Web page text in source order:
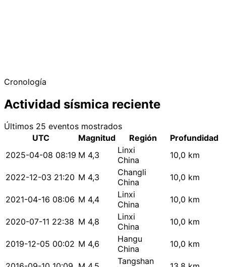
Cronología
Actividad sísmica reciente
Últimos 25 eventos mostrados
UTC
Magnitud Región
Profundidad
2025-04-08 08:19 M 4,3
Linxi
China
10,0 km
2022-12-03 21:20 M 4,3
Changli
China
10,0 km
2021-04-16 08:06 M 4,4
Linxi
China
10,0 km
2020-07-11 22:38 M 4,8
Linxi
China
10,0 km
2019-12-05 00:02 M 4,6
Hangu
China
10,0 km
Tangshan